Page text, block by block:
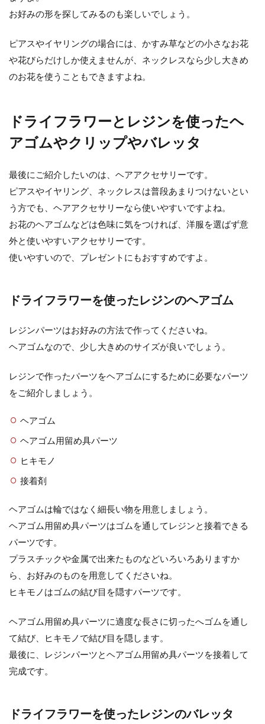
お好みの形を探してみるのも楽しいでしょう。
ピアスやイヤリングの場合には、かすみ草などの小さなお花
や花びらだけしか使えませんが、ネックレスなら少し大きめ
のお花を使うこともできますよね。
ドライフラワーとレジンを使ったヘ
アゴムやクリップやバレッタ
最後にご紹介したいのは、ヘアアクセサリーです。
ピアスやイヤリング、ネックレスは普段あまりつけないとい
う方でも、ヘアアクセサリーなら使いやすいですよね。
お花のヘアゴムなどは色味に気をつければ、洋服を選ばず意
外と使いやすいアクセサリーです。
使いやすいので、プレゼントにもおすすめですよ。
ドライフラワーを使ったレジンのヘアゴム
レジンパーツはお好みの方法で作ってくださいね。
ヘアゴムなので、少し大きめのサイズが良いでしょう。
レジンで作ったパーツをヘアゴムにするために必要なパーツ
をご紹介しましょう。
ヘアゴム
ヘアゴム用留め具パーツ
ヒキモノ
接着剤
ヘアゴムは輪ではなく細長い物を用意しましょう。
ヘアゴム用留め具パーツはゴムを通してレジンと接着できる
パーツです。
プラスチックや金属で出来たものなどいろいろありますか
ら、お好みのものを用意してくださいね。
ヒキモノはゴムの結び目を隠すパーツです。
ヘアゴム用留め具パーツに適度な長さに切ったへゴムを通し
て結び、ヒキモノで結び目を隠します。
最後に、レジンパーツとヘアゴム用留め具パーツを接着して
完成です。
ドライフラワーを使ったレジンのバレッタ